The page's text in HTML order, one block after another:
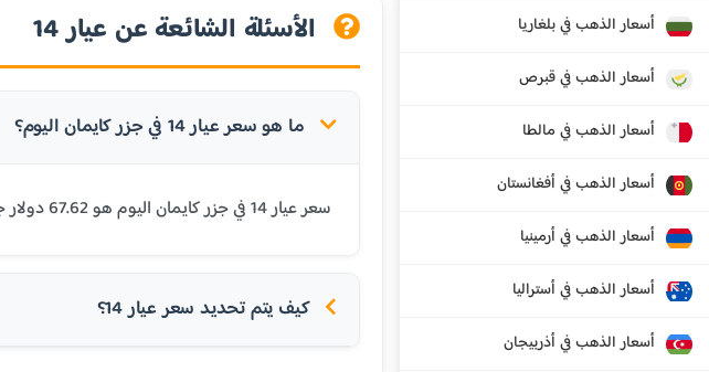
أسعار الذهب في بلغاريا
أسعار الذهب في قبرص
أسعار الذهب في مالطا
أسعار الذهب في أفغانستان
أسعار الذهب في أرمينيا
أسعار الذهب في أستراليا
أسعار الذهب في أذربيجان
الأسئلة الشائعة عن عيار 14
ما هو سعر عيار 14 في جزر كايمان اليوم؟
سعر عيار 14 في جزر كايمان اليوم هو 67.62 دولار جزر كايمان. يتم تحديث الأسعار بشكل يومي بناءً على أسعار السوق العالمية.
كيف يتم تحديد سعر عيار 14؟